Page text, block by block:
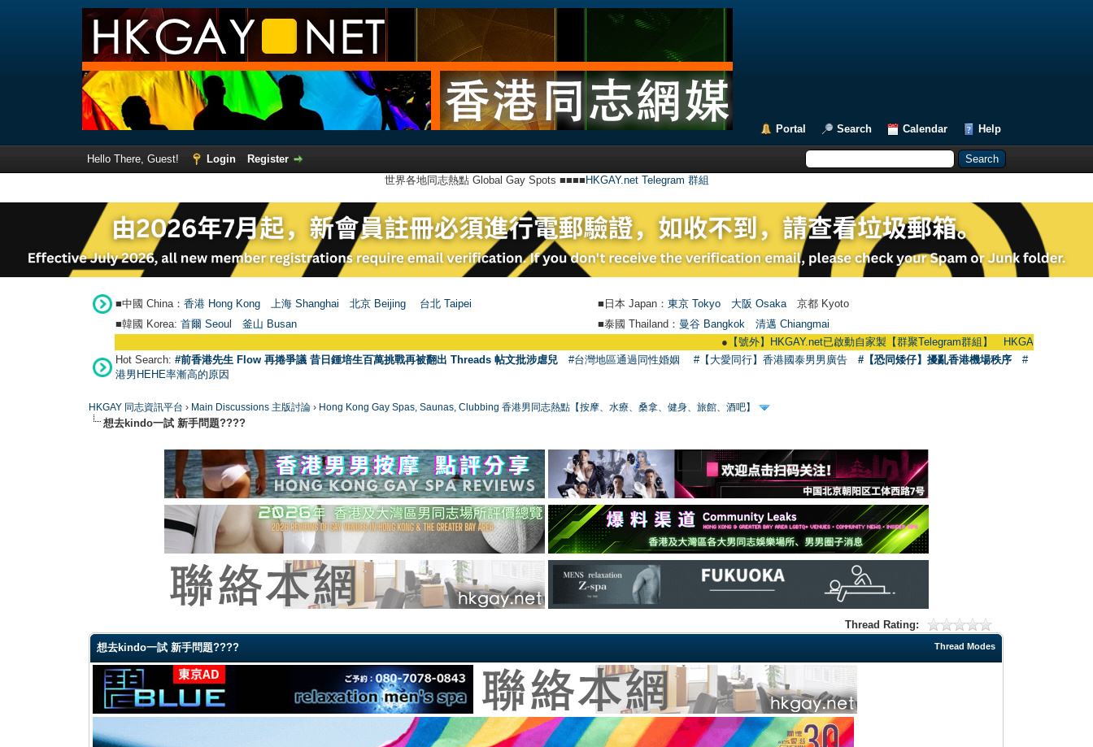
Portal Search Calendar Help
Hello There, Guest! Login
Register
世界各地同志熱點 Global Gay Spots ■■■■ HKGAY.net Telegram 群組
■中國 China： 香港 Hong Kong 上海 Shanghai 北京 Beijing 台北 Taipei ■日本 Japan： 東京 Tokyo 大阪 Osaka 京都 Kyoto
■韓國 Korea: 首爾 Seou 釜山 Busan ■泰國 Thailand： 曼谷 Bangkok
清邁 Chiangmai
【號外】HKGAY.net已啟動自家製【群聚Telegram群組】 HKGAY.net has already
Hot Search: #前香港先生 Flow 再捲爭議 昔日鍾培生百萬挑戰再被翻出 Threads 帖文批涉虐兒 #台灣地區通過同性婚姻 #【大愛同行】香港國泰男男廣告 #【恐同矮仔】擾亂香港機場秩序
#
港男HEHE率漸高的原因
HKGAY 同志資訊平台 › Main Discussions 主版討論 › Hong Kong Gay Spas, Saunas, Clubbing 香港男同志熱點【按摩、水療、桑拿、健身、旅館、酒吧】
想去kindo一試 新手問題????
Thread Rating:
Thread Modes
想去kindo一試 新手問題????